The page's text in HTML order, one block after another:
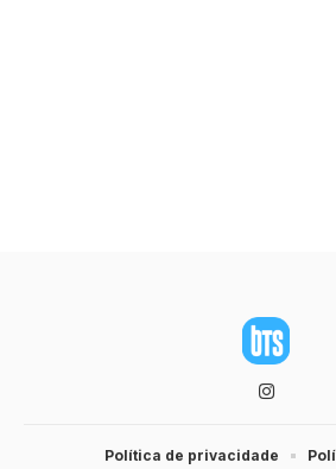
Política de privacidade